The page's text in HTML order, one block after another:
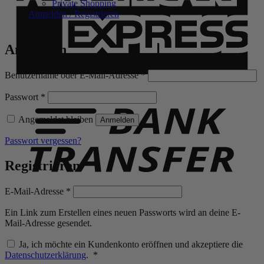
Private Shopping
Anmelden / Registrieren
Anmelden
Benutzername oder E-Mail-Adresse*Erforderlich
Passwort *
Angemeldet bleiben Anmelden
Passwort vergessen?
Registrieren
E-Mail-Adresse *
Ein Link zum Erstellen eines neuen Passworts wird an deine E-
Mail-Adresse gesendet.
Ja, ich möchte ein Kundenkonto eröffnen und akzeptiere die
Datenschutzerklärung. *